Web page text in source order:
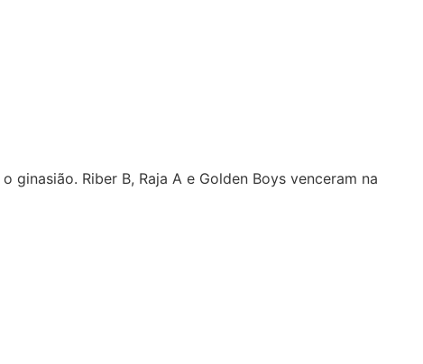
Riber B, Raja A e Golden Boys venceram na